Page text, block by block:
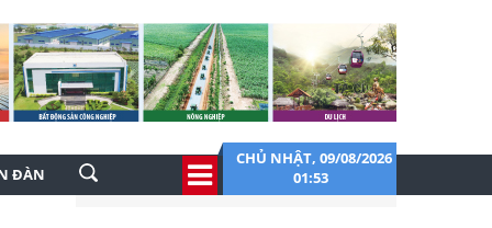
ĐÀN
CHỦ NHẬT, 09/08/2026
01:53